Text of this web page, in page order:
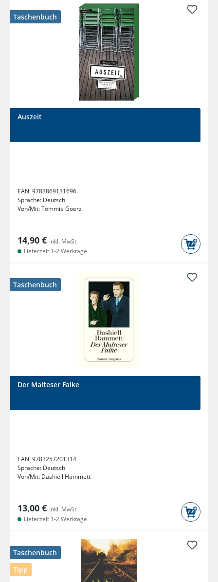
Taschenbuch
Auszeit
EAN:9783869131696
Sprache: Deutsch
Von/Mit:Tommie Goerz
14,90 € inkl. MwSt.
Lieferzeit 1-2 Werktage
Taschenbuch
Der Malteser Falke
EAN:9783257201314
Sprache: Deutsch
Von/Mit: Dashiell Hammett
13,00 € inkl. MwSt.
Lieferzeit 1-2 Werktage
Taschenbuch
Tipp